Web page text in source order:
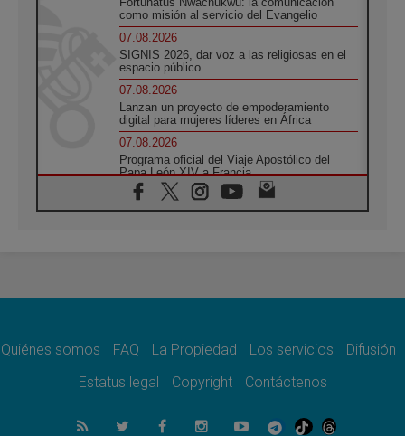
como misión al servicio del Evangelio
07.08.2026
SIGNIS 2026, dar voz a las religiosas en el
espacio público
07.08.2026
Lanzan un proyecto de empoderamiento
digital para mujeres líderes en África
07.08.2026
Programa oficial del Viaje Apostólico del
Papa León XIV a Francia
07.08.2026
Obispos de Ecuador: El bien de las familias
06.08.2026
06.08.2026
minuto
El agradecimiento de los jóvenes al Papa:
Quiénes somos FAQ La Propiedad Los servicios
Difusión
Estatus legal
Copyright Contáctenos